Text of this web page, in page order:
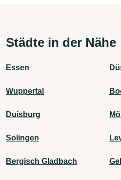
Städte in der Nähe
Essen
Wuppertal
Duisburg
Solingen
Bergisch Gladbach